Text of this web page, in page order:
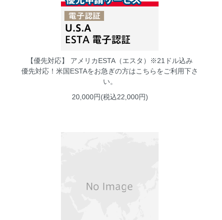
【優先対応】 アメリカESTA（エスタ）※21ドル込み
優先対応！米国ESTAをお急ぎの方はこちらをご利用下さ
い。
20,000円(税込22,000円)